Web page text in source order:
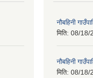
नौबहिनी
मिति: 08/18/
नौबहिनी
मिति: 08/18/